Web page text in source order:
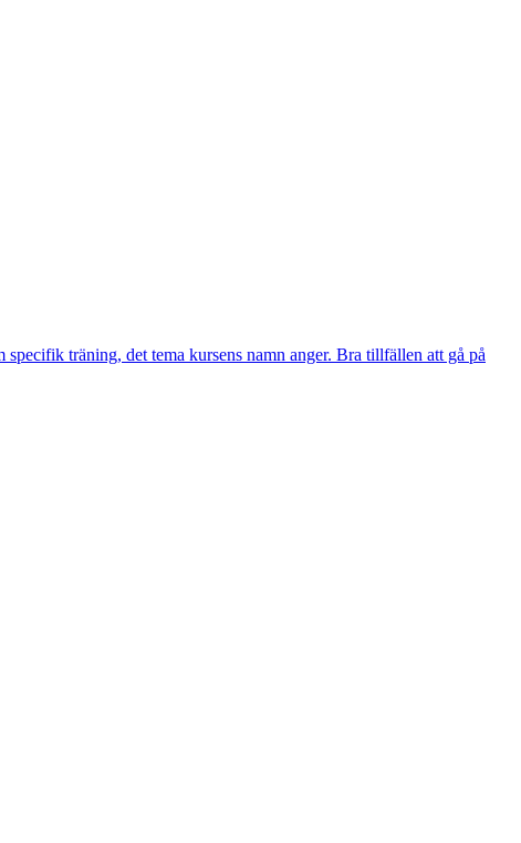
träning, det tema kursens namn anger. Bra tillfällen att gå på